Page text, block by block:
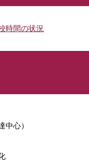
時間の状況
中心）